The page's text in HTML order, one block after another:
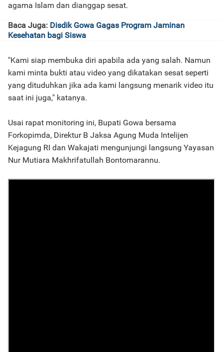
agama Islam dan dianggap sesat.
Baca Juga: Disdik Gowa Gagas Program Jaminan
Kesehatan bagi Siswa
"Kami siap membuka diri apabila ada yang salah. Namun
kami minta bukti atau video yang dikatakan sesat seperti
yang dituduhkan jika ada kami langsung menarik video itu
saat ini juga," katanya.
Usai rapat monitoring ini, Bupati Gowa bersama
Forkopimda, Direktur B Jaksa Agung Muda Intelijen
Kejagung RI dan Wakajati mengunjungi langsung Yayasan
Nur Mutiara Makhrifatullah Bontomarannu.